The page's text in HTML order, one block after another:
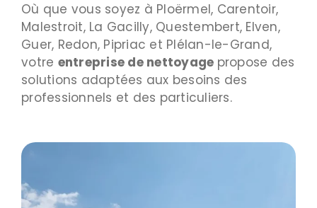
Où que vous soyez à Ploërmel, Carentoir,
Malestroit, La Gacilly, Questembert, Elven,
Guer, Redon, Pipriac et Plélan-le-Grand,
votre entreprise de nettoyage propose des
solutions adaptées aux besoins des
professionnels et des particuliers.